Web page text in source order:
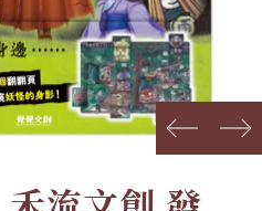
prev next